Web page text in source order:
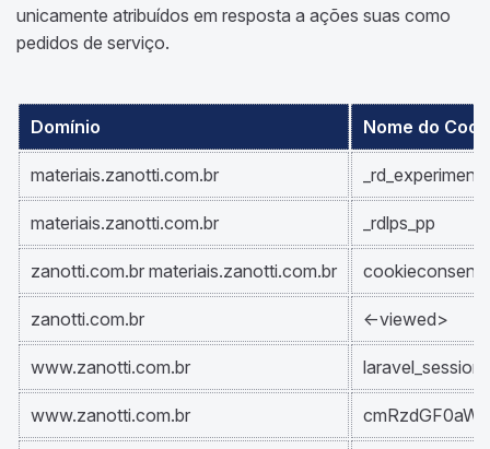
unicamente atribuídos em resposta a ações suas como
pedidos de serviço.
Domínio Nome do
materiais.zanotti.com.br
materiais.zanotti.com.br _rdlps_pp
zanotti.com.br materiais.zanotti.com.br
zanotti.com.br <-viewed>
www.zanotti.com.br laravel_session
www.zanotti.com.br